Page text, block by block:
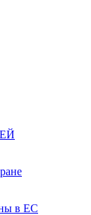
в ЕС